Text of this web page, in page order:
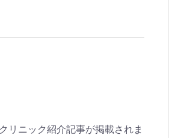
ニック紹介記事が掲載されま